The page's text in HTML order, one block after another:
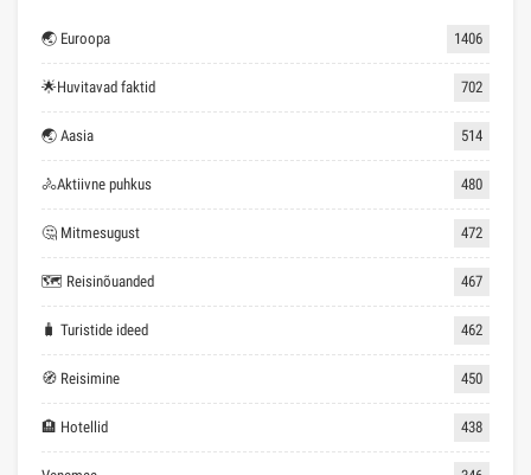
🌏 Euroopa 1406
🌟Huvitavad faktid 702
🌏 Aasia 514
🚴Aktiivne puhkus 480
🤔 Mitmesugust 472
🗺 Reisinõuanded 467
🧳 Turistide ideed 462
🧭 Reisimine 450
🏨 Hotellid 438